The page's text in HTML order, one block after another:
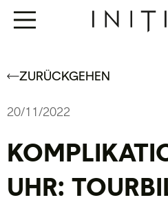
ZURÜCKGEHEN
20/11/2022
UHR: